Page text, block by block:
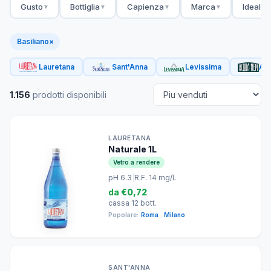
Gusto ▼ Bottiglia ▼ Capienza ▼ Marca ▼ Ideale
Basiliano×
Lauretana Sant'Anna Levissima
1.156 prodotti disponibili
LAURETANA
Naturale 1L
Vetro a rendere
pH 6.3 R.F. 14 mg/L
da €0,72
cassa 12 bott.
Popolare: Roma Milano
SANT'ANNA